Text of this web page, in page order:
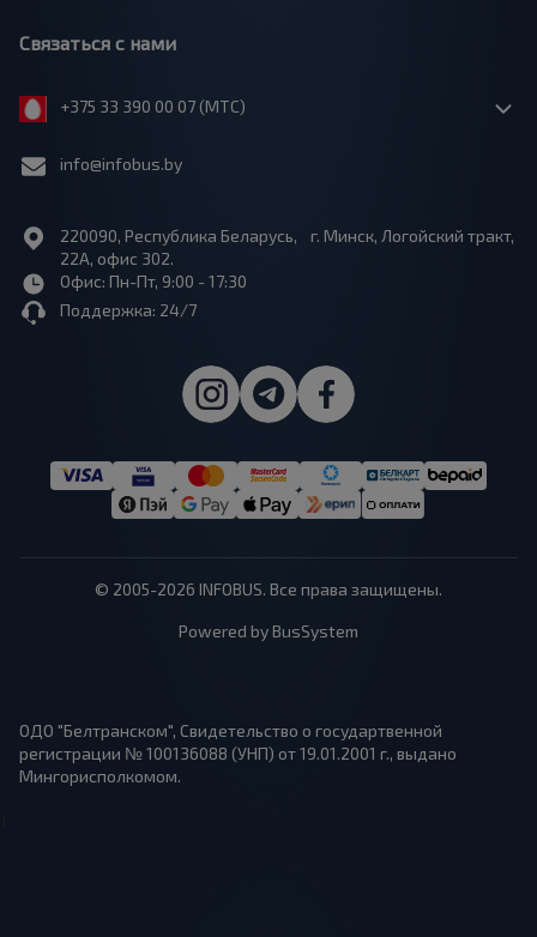
Связаться с нами
+375 33 390 00 07 (МТС)
info@infobus.by
220090, Республика Беларусь, г. Минск, Логойский тракт,
22А, офис 302.
Офис: Пн-Пт, 9:00 - 17:30
Поддержка: 24/7
© 2005-2026 INFOBUS. Все права защищены.
Powered by BusSystem
ОДО "Белтранском", Свидетельство о государтвенной
регистрации № 100136088 (УНП) от 19.01.2001 г., выдано
Мингорисполкомом.